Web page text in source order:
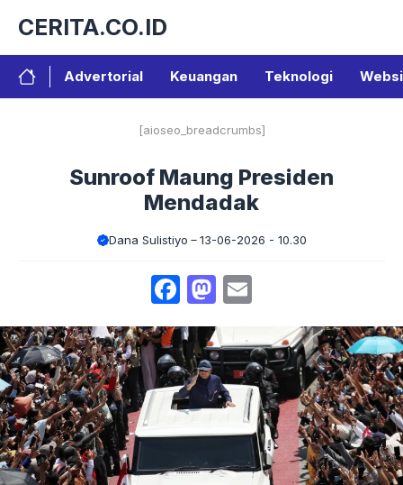
isi
CERITA.CO.ID
Advertorial Keuangan Teknologi
[aioseo_breadcrumbs]
Sunroof Maung Presiden
Mendadak
Dana Sulistiyo 13-06-2026 - 10.30
Facebook
Mastodon